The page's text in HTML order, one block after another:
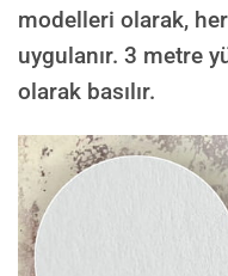
modelleri olarak,
uygulanır. 3 metre
olarak basılır.